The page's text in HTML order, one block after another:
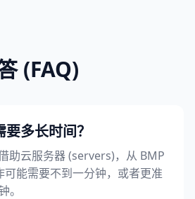
(FAQ)
多长时间？
助云服务器 (servers)，从 BMP
可能需要不到一分钟，或者更准
。